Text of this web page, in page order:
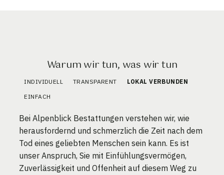
Warum wir tun, was wir tun
INDIVIDUELL TRANSPARENT LOKAL VERBUNDEN
EINFACH
Bei Alpenblick Bestattungen verstehen wir, wie
herausfordernd und schmerzlich die Zeit nach dem
Tod eines geliebten Menschen sein kann. Es ist
unser Anspruch, Sie mit Einfühlungsvermögen,
Zuverlässigkeit und Offenheit auf diesem Weg zu